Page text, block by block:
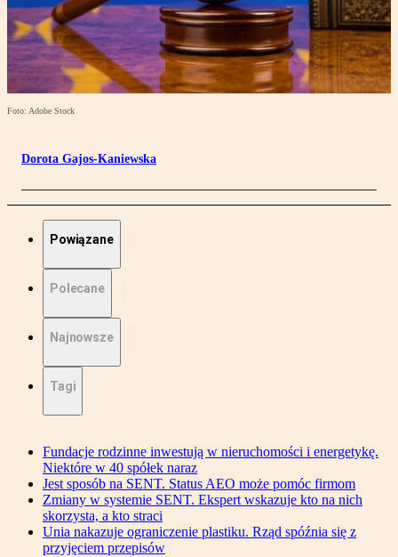
Foto: Adobe Stock
Dorota Gajos-Kaniewska
Powiązane
Polecane
Najnowsze
Tagi
Fundacje rodzinne inwestują w nieruchomości i energetykę.
Niektóre w 40 spółek naraz
Jest sposób na SENT. Status AEO może pomóc firmom
Zmiany w systemie SENT. Ekspert wskazuje kto na nich
skorzysta, a kto straci
Unia nakazuje ograniczenie plastiku. Rząd spóźnia się z
przyjęciem przepisów